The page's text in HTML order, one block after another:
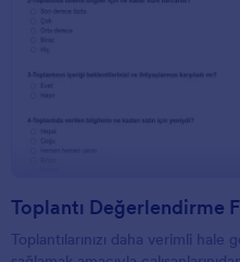
Toplantı Değerlendirme
Toplantılarınızı daha verimli hale